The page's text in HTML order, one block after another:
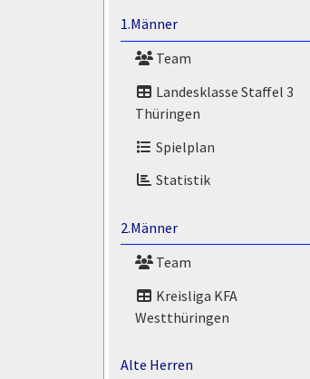
1.Männer
Team
Landesklasse Staffel 3
Thüringen
Spielplan
Statistik
2.Männer
Team
Kreisliga KFA
Westthüringen
Alte Herren